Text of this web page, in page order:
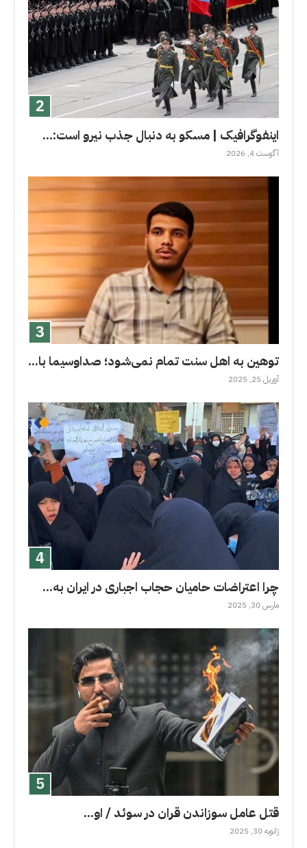
اینفوگرافیک | مسکو به دنبال جذب نیرو است:...
آگوست 4, 2026
توهین به اهل سنت تمام نمی‌شود؛ صداوسیما با...
آوریل 25, 2025
چرا اعتراضات حامیان حجاب اجباری در ایران به...
مارس 30, 2025
قتل عامل سوزاندن قران در سوئد / او...
ژانویه 30, 2025